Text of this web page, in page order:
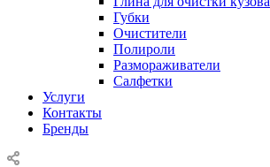
Губки
Очистители
Полироли
Размораживатели
Салфетки
Услуги
Контакты
Бренды